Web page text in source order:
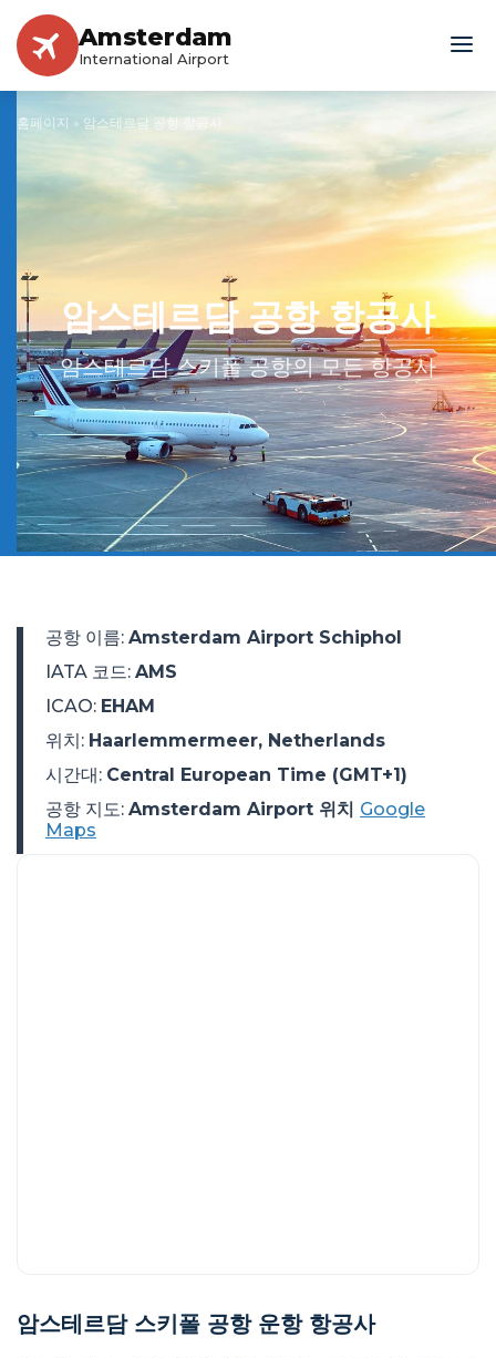
Amsterdam
International Airport
홈페이지 » 암스테르담 공항 항공사
암스테르담 공항 항공사
암스테르담 스키폴 공항의 모든 항공사
암스테르담 스키폴 공항 운항 항공사
공항 이름: Amsterdam Airport Schiphol
IATA 코드: AMS
ICAO: EHAM
위치: Haarlemmermeer, Netherlands
시간대: Central European Time (GMT+1)
공항 지도: Amsterdam Airport 위치 Google
Maps